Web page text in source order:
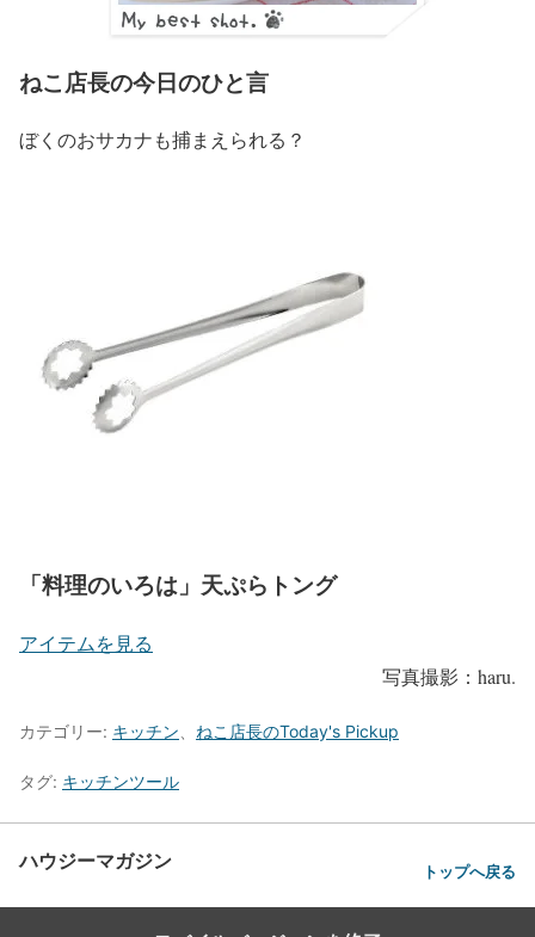
ねこ店長の今日のひと言
ぼくのおサカナも捕まえられる？
「料理のいろは」天ぷらトング
アイテムを見る
写真撮影：haru.
カテゴリー: キッチン ねこ店長のToday's Pickup
タグ: キッチンツール
ハウジーマガジン トップへ戻る